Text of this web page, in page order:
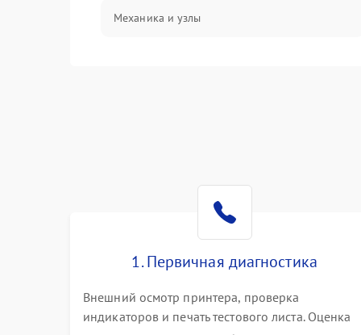
Механика и узлы
1. Первичная диагностика
Внешний осмотр принтера, проверка
индикаторов и печать тестового листа. Оценка